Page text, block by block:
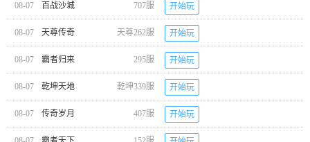
08-07 百战沙城 707服 开始玩
08-07 天尊传奇 天尊262服 开始玩
08-07 霸者归来 295服 开始玩
08-07 乾坤天地 乾坤339服 开始玩
08-07 传奇岁月 407服 开始玩